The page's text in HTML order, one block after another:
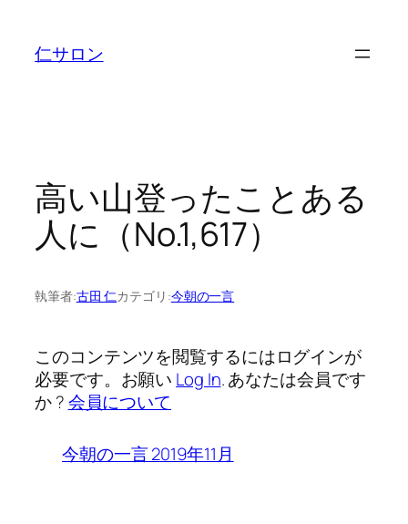
仁サロン
高い山登ったことある
人に（No.1,617）
執筆者:古田 仁カテゴリ:今朝の一言
このコンテンツを閲覧するにはログインが
必要です。お願い Log In. あなたは会員です
か ?会員について
今朝の一言 2019年11月